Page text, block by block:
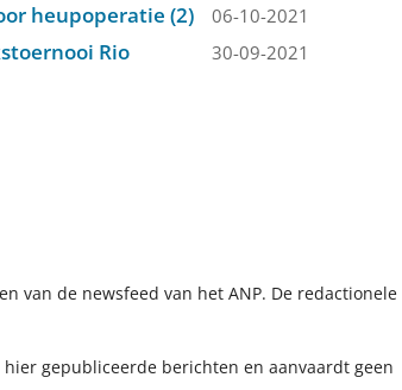
heupoperatie (2) 06-10-2021
Rio 30-09-2021
van de newsfeed van het ANP. De redactionele
gepubliceerde berichten en aanvaardt geen